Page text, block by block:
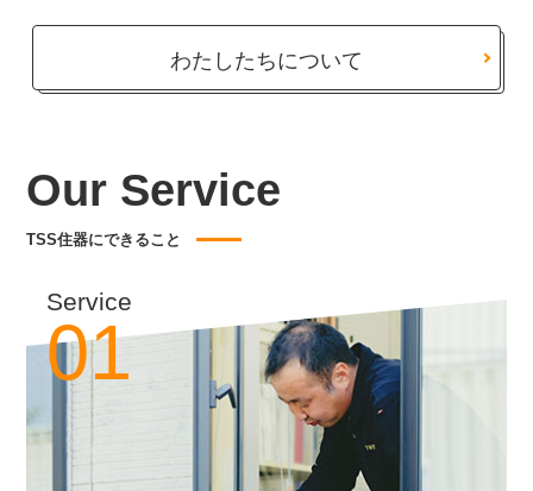
わたしたちについて
Our Service
TSS住器にできること
Service
01